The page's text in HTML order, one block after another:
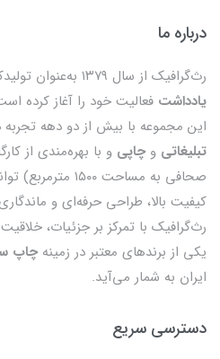
درباره ما
رث‌گرافیک از سال ۱۳۷۹ به‌عنوان تولیدکننده
یادداشت فعالیت خود را آغاز کرده
این مجموعه با بیش از دو دهه تجربه
تبلیغاتی وچاپی و با بهره‌مندی از
صحافی به مساحت
کیفیت بالا، طراحی حرفه‌ای و
رث‌گرافیک با تمرکز بر جزئیات،
یکی از برندهای معتبر در زمینهچاپ
ایران به شمار می‌آید.
دسترسی سریع